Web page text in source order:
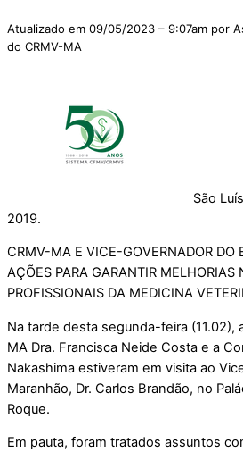
Atualizado em 09/05/2023 – 9:07am por
do CRMV-MA
São
2019.
CRMV-MA E VICE-GOVERNADOR DO
AÇÕES PARA GARANTIR MELHORIAS
PROFISSIONAIS DA MEDICINA
Na tarde desta segunda-feira (11.02),
MA Dra. Francisca Neide Costa e a
Nakashima estiveram em visita ao
Maranhão, Dr. Carlos Brandão, no
Roque.
Em pauta, foram tratados assuntos